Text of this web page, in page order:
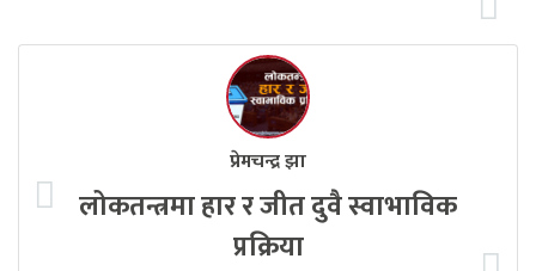
प्रेमचन्द्र झा
लोकतन्त्रमा हार र जीत दुवै स्वाभाविक
प्रक्रिया